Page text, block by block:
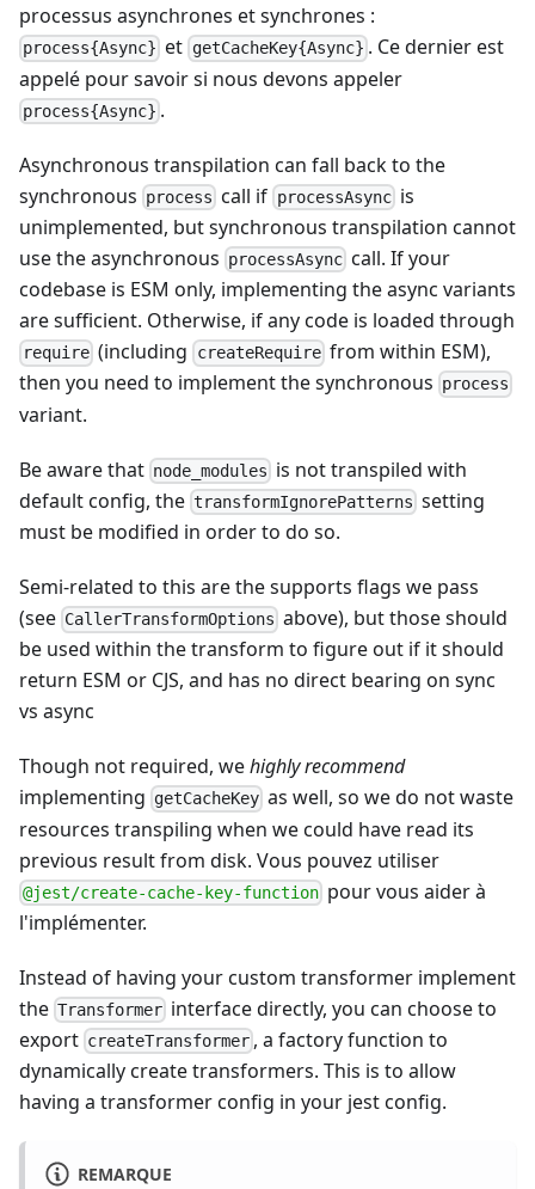
processus asynchrones et synchrones :
process{Async} et getCacheKey{Async} . Ce dernier est
appelé pour savoir si nous devons appeler
process{Async} .
Asynchronous transpilation can fall back to the
synchronous process call if processAsyncis
unimplemented, but synchronous transpilation cannot
use the asynchronous processAsync call. If your
codebase is ESM only, implementing the async variants
are sufficient. Otherwise, if any code is loaded through
require (including createRequirefrom within ESM),
then you need to implement the synchronous process
variant.
Be aware that node_modules is not transpiled with
default config, the transformIgnorePatterns setting
must be modified in order to do so.
Semi-related to this are the supports flags we pass
(see CallerTransformOptions above), but those should
be used within the transform to figure out if it should
return ESM or CJS, and has no direct bearing on sync
vs async
Though not required, wehighly recommend
implementing getCacheKey as well, so we do not waste
resources transpiling when we could have read its
previous result from disk. Vous pouvez utiliser
@jest/create-cache-key-function pour vous aider à
l'implémenter.
Instead of having your custom transformer implement
the Transformer interface directly, you can choose to
export createTransformer , a factory function to
dynamically create transformers. This is to allow
having a transformer config in your jest config.
REMARQUE